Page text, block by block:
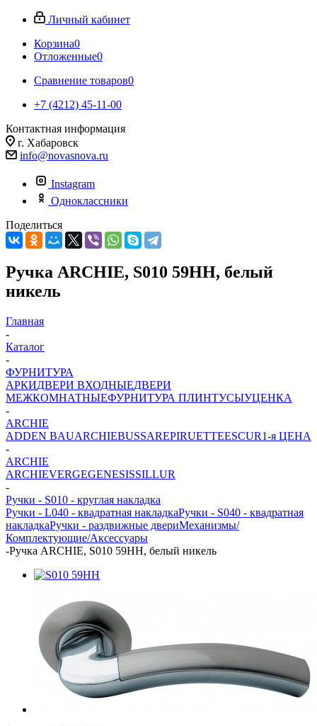
Личный кабинет
Корзина0
Отложенные0
Сравнение товаров0
+7 (4212) 45-11-00
Контактная информация
г. Хабаровск
info@novasnova.ru
Instagram
Одноклассники
Поделиться
Ручка ARCHIE, S010 59HH, белый
никель
Главная
-
Каталог
-
ФУРНИТУРА
АРКИДВЕРИ ВХОДНЫЕДВЕРИ
МЕЖКОМНАТНЫЕФУРНИТУРА ПЛИНТУСЫУЦЕНКА
-
ARCHIE
ADDEN BAUARCHIEBUSSAREPIRUETTEESCUR1-я ЦЕНА
-
ARCHIE
ARCHIEVERGEGENESISSILLUR
-
Ручки - S010 - круглая накладка
Ручки - L040 - квадратная накладкаРучки - S040 - квадратная
накладкаРучки - раздвижные двериМеханизмы/
Комплектующие/Аксессуары
-Ручка ARCHIE, S010 59HH, белый никель